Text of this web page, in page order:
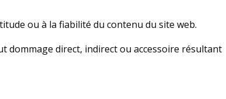
ou à la fiabilité du contenu du site web.
dommage direct, indirect ou accessoire résultant